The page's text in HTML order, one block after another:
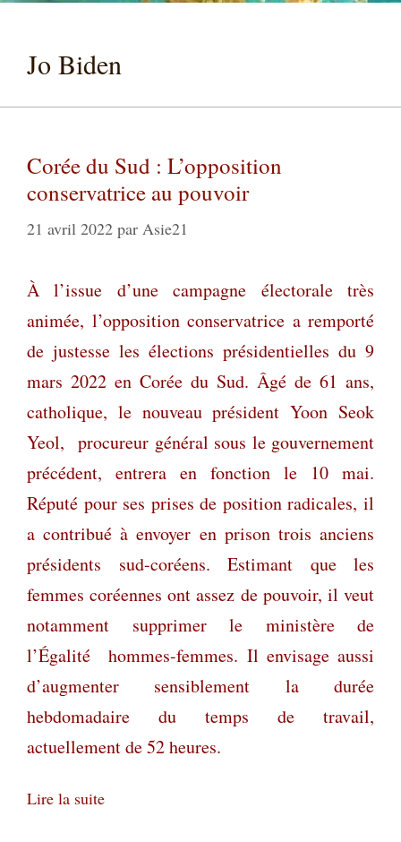
Jo Biden
Corée du Sud : L’opposition
conservatrice au pouvoir
21 avril 2022 par Asie21
À l’issue d’une campagne électorale très
animée, l’opposition conservatrice a remporté
de justesse les élections présidentielles du 9
mars 2022 en Corée du Sud. Âgé de 61 ans,
catholique, le nouveau président Yoon Seok
Yeol, procureur général sous le gouvernement
précédent, entrera en fonction le 10 mai.
Réputé pour ses prises de position radicales, il
a contribué à envoyer en prison trois anciens
présidents sud-coréens. Estimant que les
femmes coréennes ont assez de pouvoir, il veut
notamment supprimer le ministère de
l’Égalité hommes-femmes. Il envisage aussi
d’augmenter sensiblement la durée
hebdomadaire du temps de travail,
actuellement de 52 heures.
Lire la suite